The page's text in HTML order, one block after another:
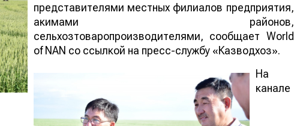
представителями местных филиалов предприятия,
акимами районов,
сельхозтоваропроизводителями, сообщает World
of NAN со ссылкой на пресс-службу «Казводхоз».
На
канале